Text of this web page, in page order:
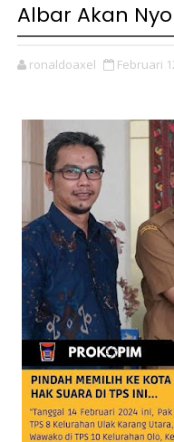
Albar Akan
ronaldoaxel Februari